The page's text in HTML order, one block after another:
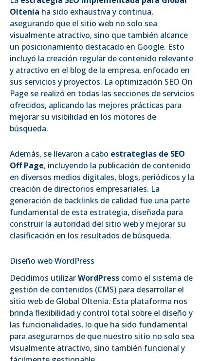
Oltenia ha sido exhaustiva y continua,
asegurando que el sitio web no solo sea
visualmente atractivo, sino que también alcance
un posicionamiento destacado en Google. Esto
incluyó la creación regular de contenido relevante
y atractivo en el blog de la empresa, enfocado en
sus servicios y proyectos. La optimización SEO On
Page se realizó en todas las secciones de servicios
ofrecidos, aplicando las mejores prácticas para
mejorar su visibilidad en los motores de
búsqueda.
Además, se llevaron a cabo estrategias de SEO
Off Page, incluyendo la publicación de contenido
en diversos medios digitales, blogs, periódicos y la
creación de directorios empresariales. La
generación de backlinks de calidad fue una parte
fundamental de esta estrategia, diseñada para
construir la autoridad del sitio web y mejorar su
clasificación en los resultados de búsqueda.
Diseño web WordPress
Decidimos utilizarWordPress como el sistema de
gestión de contenidos (CMS) para desarrollar el
sitio web de Global Oltenia. Esta plataforma nos
brinda flexibilidad y control total sobre el diseño y
las funcionalidades, lo que ha sido fundamental
para asegurarnos de que nuestro sitio no solo sea
visualmente atractivo, sino también funcional y